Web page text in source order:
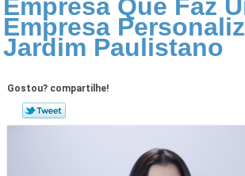
Empresa Que Faz
Empresa
Jardim Paulistano
Gostou? compartilhe!